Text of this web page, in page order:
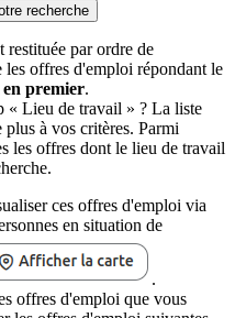
recherche
restituée par ordre de
offres d'emploi répondant le
premier.
« Lieu de travail » ? La liste
à vos critères. Parmi
les offres dont le lieu de travail
ces offres d'emploi via
en situation de
.
offres d'emploi que vous